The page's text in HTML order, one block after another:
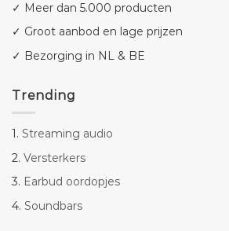
✓ Meer dan 5.000 producten
✓ Groot aanbod en lage prijzen
✓ Bezorging in NL & BE
Trending
1. Streaming audio
2. Versterkers
3. Earbud oordopjes
4. Soundbars